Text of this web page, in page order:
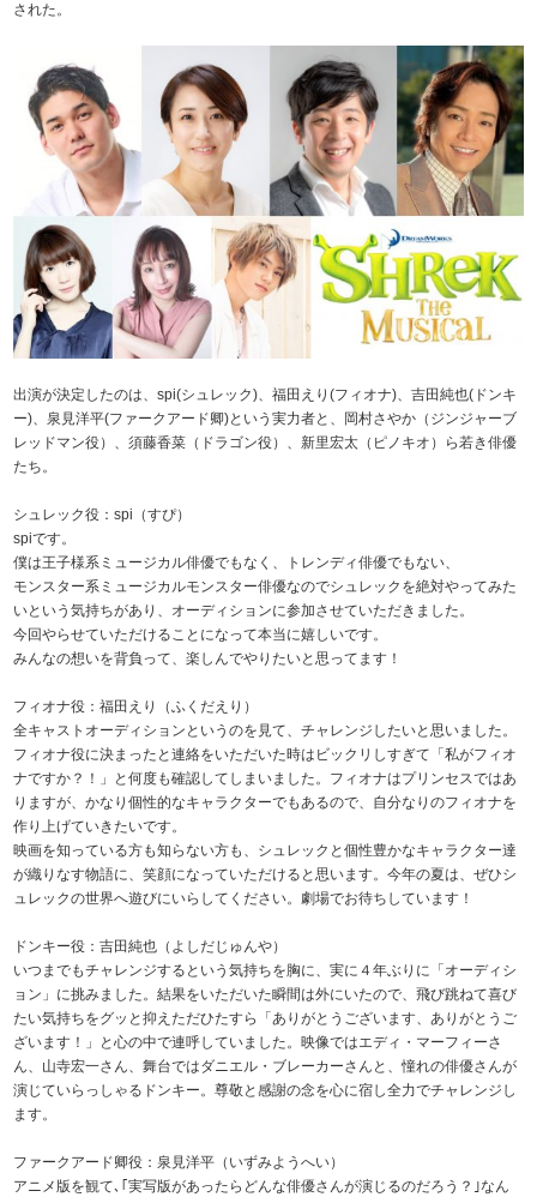
された。
出演が決定したのは、spi(シュレック)、福田えり(フィオナ)、吉田純也(ドンキ
ー)、泉見洋平(ファークアード卿)という実力者と、岡村さやか（ジンジャーブ
レッドマン役）、須藤香菜（ドラゴン役）、新里宏太（ピノキオ）ら若き俳優
たち。
シュレック役：spi（すぴ）
spiです。
僕は王子様系ミュージカル俳優でもなく、トレンディ俳優でもない、
モンスター系ミュージカルモンスター俳優なのでシュレックを絶対やってみた
いという気持ちがあり、オーディションに参加させていただきました。
今回やらせていただけることになって本当に嬉しいです。
みんなの想いを背負って、楽しんでやりたいと思ってます！
フィオナ役：福田えり（ふくだえり）
全キャストオーディションというのを見て、チャレンジしたいと思いました。
フィオナ役に決まったと連絡をいただいた時はビックリしすぎて「私がフィオ
ナですか？！」と何度も確認してしまいました。フィオナはプリンセスではあ
りますが、かなり個性的なキャラクターでもあるので、自分なりのフィオナを
作り上げていきたいです。
映画を知っている方も知らない方も、シュレックと個性豊かなキャラクター達
が織りなす物語に、笑顔になっていただけると思います。今年の夏は、ぜひシ
ュレックの世界へ遊びにいらしてください。劇場でお待ちしています！
ドンキー役：吉田純也（よしだじゅんや）
いつまでもチャレンジするという気持ちを胸に、実に４年ぶりに「オーディシ
ョン」に挑みました。結果をいただいた瞬間は外にいたので、飛び跳ねて喜び
たい気持ちをグッと抑えただひたすら「ありがとうございます、ありがとうご
ざいます！」と心の中で連呼していました。映像ではエディ・マーフィーさ
ん、山寺宏一さん、舞台ではダニエル・ブレーカーさんと、憧れの俳優さんが
演じていらっしゃるドンキー。尊敬と感謝の念を心に宿し全力でチャレンジし
ます。
ファークアード卿役：泉見洋平（いずみようへい）
アニメ版を観て､｢実写版があったらどんな俳優さんが演じるのだろう？｣なん